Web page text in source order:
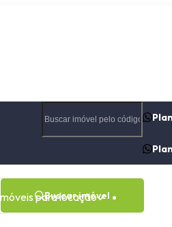
Imóveis para locação
Buscar imóvel